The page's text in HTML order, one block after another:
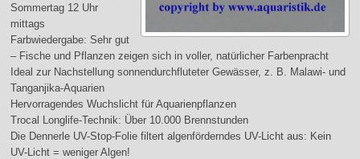
Sommertag 12 Uhr
mittags
Farbwiedergabe: Sehr gut
– Fische und Pflanzen zeigen sich in voller, natürlicher Farbenpracht
Ideal zur Nachstellung sonnendurchfluteter Gewässer, z. B. Malawi- und
Tanganjika-Aquarien
Hervorragendes Wuchslicht für Aquarienpflanzen
Trocal Longlife-Technik: Über 10.000 Brennstunden
Die Dennerle UV-Stop-Folie filtert algenförderndes UV-Licht aus: Kein
UV-Licht = weniger Algen!